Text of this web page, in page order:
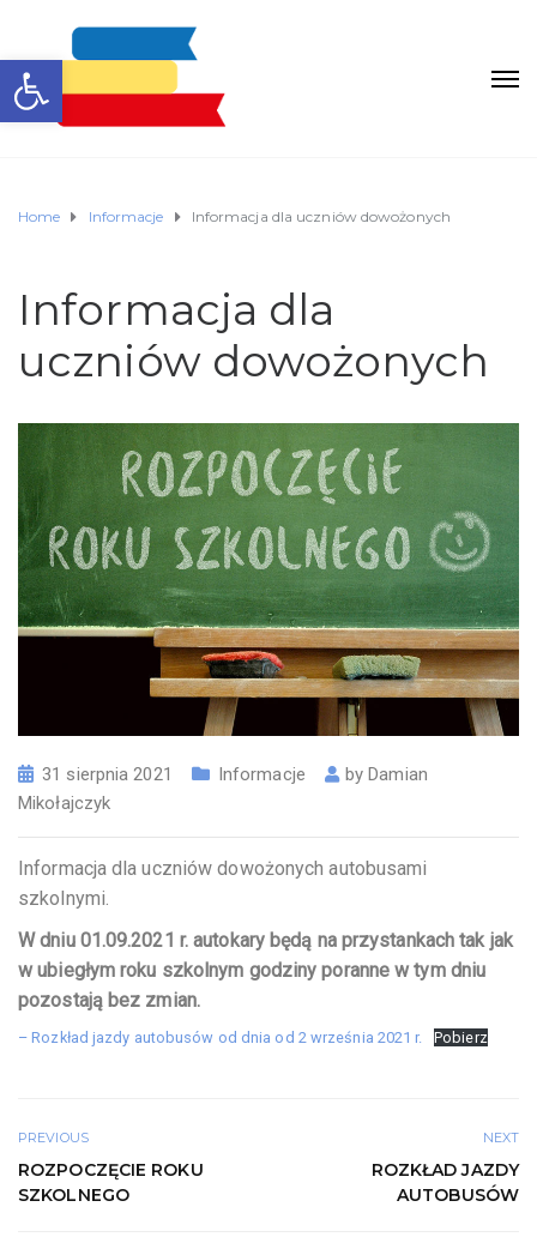
Otwórz pasek narzędzi
Home Informacje Informacja dla uczniów dowożonych
Informacja dla
uczniów dowożonych
31 sierpnia 2021 Informacje byDamian
Mikołajczyk
Informacja dla uczniów dowożonych autobusami
szkolnymi.
W dniu 01.09.2021 r. autokary będą na przystankach tak jak
w ubiegłym roku szkolnym godziny poranne w tym dniu
pozostają bez zmian.
– Rozkład jazdy autobusów od dnia od 2 września 2021 r. Pobierz
PREVIOUS
ROZPOCZĘCIE ROKU
SZKOLNEGO
NEXT
ROZKŁAD JAZDY
AUTOBUSÓW